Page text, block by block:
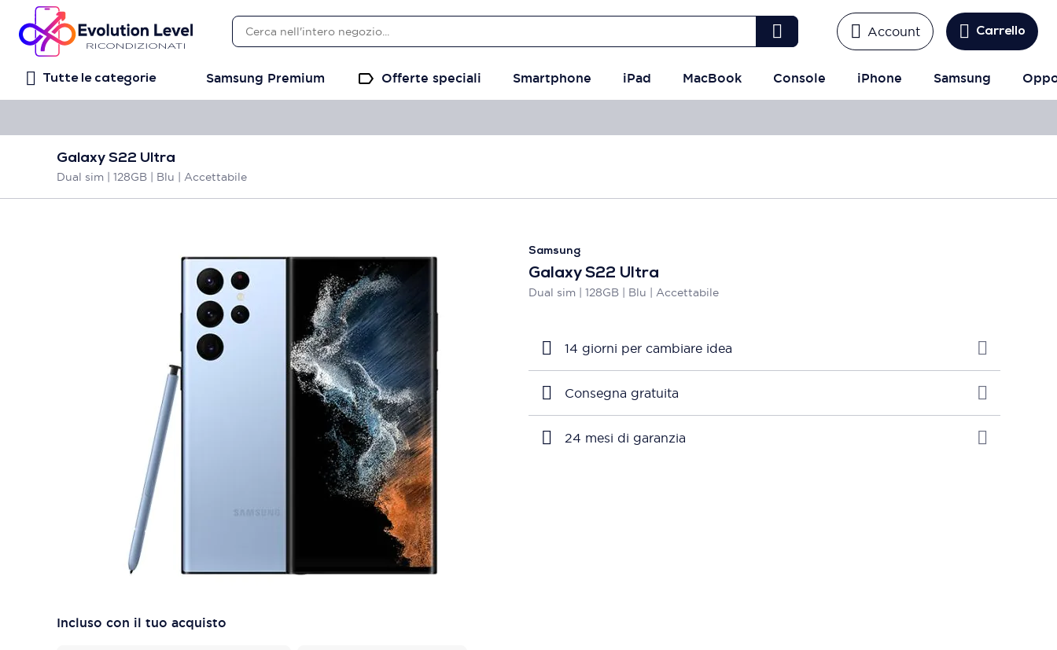
Account Carrello
Tutte le categorie Samsung Premium Offerte speciali Smartphone iPad MacBook Console iPhone Samsung
Galaxy S22 Ultra
Dual sim | 128GB | Blu | Accettabile
Samsung
Galaxy S22 Ultra
Dual sim | 128GB | Blu | Accettabile
Incluso con il tuo acquisto
14 giorni per cambiare idea
Consegna gratuita
24 mesi di garanzia